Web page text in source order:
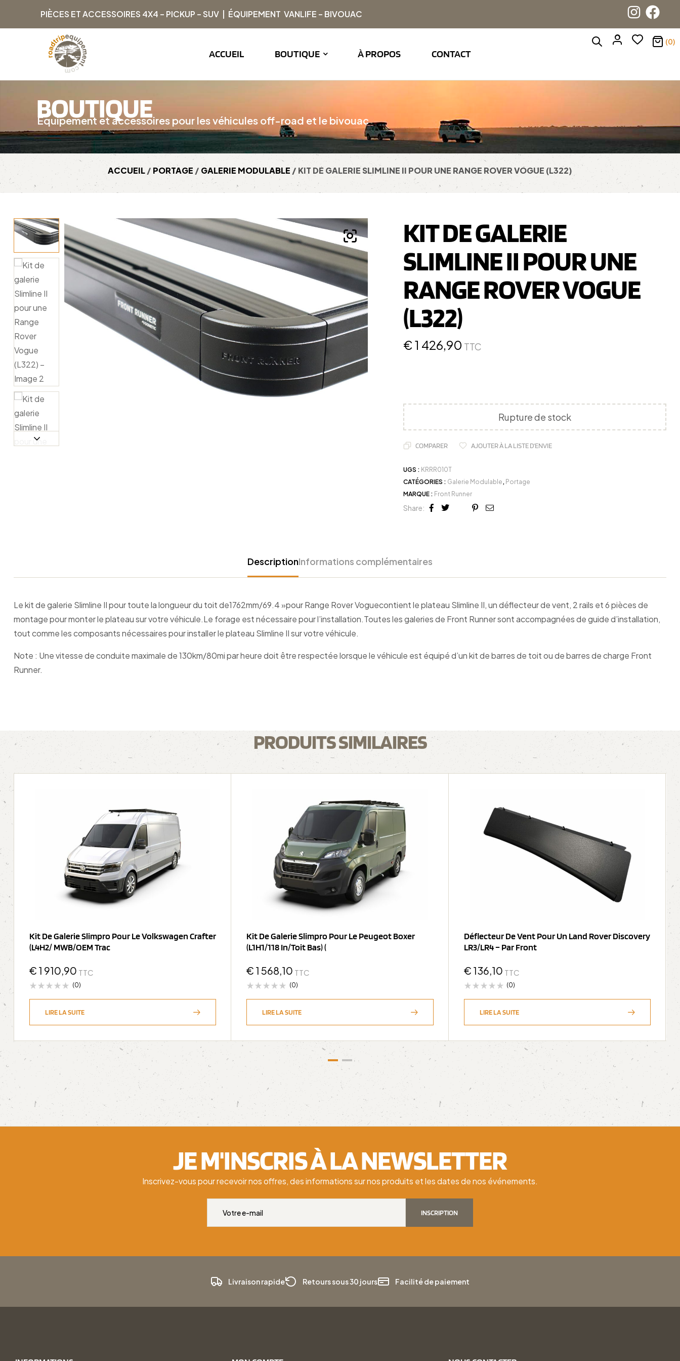
PIÈCES ET ACCESSOIRES 4X4 – PICKUP – SUV | ÉQUIPEMENT VANLIFE – BIVOUAC
ACCUEIL BOUTIQUE À PROPOS CONTACT
(0)
BOUTIQUE
Équipement et accessoires pour les véhicules off-road et le bivouac
ACCUEIL/ PORTAGE / GALERIE MODULABLE/ KIT DE GALERIE SLIMLINE II POUR UNE RANGE ROVER VOGUE (L322)
KIT DE GALERIE
SLIMLINE II POUR UNE
RANGE ROVER VOGUE
(L322)
€ 1 426,90 TTC
Rupture de stock
COMPARER AJOUTER À LA LISTE D'ENVIE
UGS : KRRR010T
CATÉGORIES : Galerie Modulable, Portage
MARQUE : Front Runner
Share:
Facebook
TwitterLinkedin
Google+
Pinterest
Email
DescriptionInformations complémentaires
Le kit de galerie Slimline II pour toute la longueur du toit de1762mm/69.4 »pour Range Rover Voguecontient le plateau Slimline II, un déflecteur de vent, 2 rails et 6 pièces de
montage pour monter le plateau sur votre véhicule.Le forage est nécessaire pour l’installation.Toutes les galeries de Front Runner sont accompagnées de guide d’installation,
tout comme les composants nécessaires pour installer le plateau Slimline II sur votre véhicule.
Note : Une vitesse de conduite maximale de 130km/80mi par heure doit être respectée lorsque le véhicule est équipé d’un kit de barres de toit ou de barres de charge Front
Runner.
PRODUITS SIMILAIRES
Kit De Galerie Slimpro Pour Le Volkswagen Crafter
(L4H2/ MWB/OEM Trac
€ 1 910,90 TTC
(0)
LIRE LA SUITE
Kit De Galerie Slimpro Pour Le Peugeot Boxer
(L1H1/118 In/Toit Bas) (
€ 1 568,10 TTC
(0)
LIRE LA SUITE
Déflecteur De Vent Pour Un Land Rover Discovery
LR3/LR4 – Par Front
€ 136,10 TTC
(0)
LIRE LA SUITE
JE M'INSCRIS À LA NEWSLETTER
Inscrivez-vous pour recevoir nos offres, des informations sur nos produits et les dates de nos événements.
INSCRIPTION
Livraison rapide Retours sous 30 jours Facilité de paiement